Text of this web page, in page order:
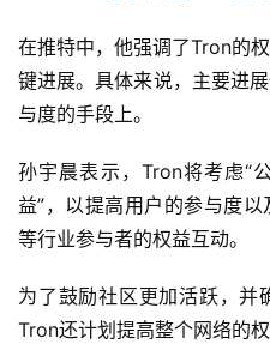
在推特中，他强调了Tron的
键进展。具体来说，主要进
与度的手段上。
孙宇晨表示，Tron将考虑“
益”，以提高用户的参与度
等行业参与者的权益互动。
为了鼓励社区更加活跃，并
Tron还计划提高整个网络的